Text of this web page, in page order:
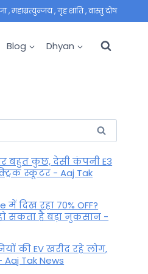
महाम्रत्युन्जय , गृह शांति , वास्तु दोष
Blog Dhyan
बहुत कुछ, देसी कंपनी E3
स्कूटर - Aaj Tak
में दिख रहा 70% OFF?
सकता है बड़ा नुकसान -
की EV खरीद रहे लोग,
Aaj Tak News